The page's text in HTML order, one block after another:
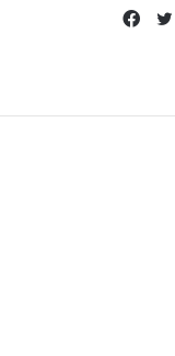
يوتيوبتويتر